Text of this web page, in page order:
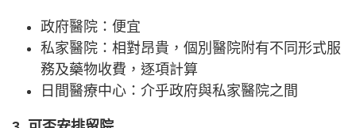
政府醫院：便宜
私家醫院：相對昂貴，個別醫院附有不同形式服
務及藥物收費，逐項計算
日間醫療中心：介乎政府與私家醫院之間